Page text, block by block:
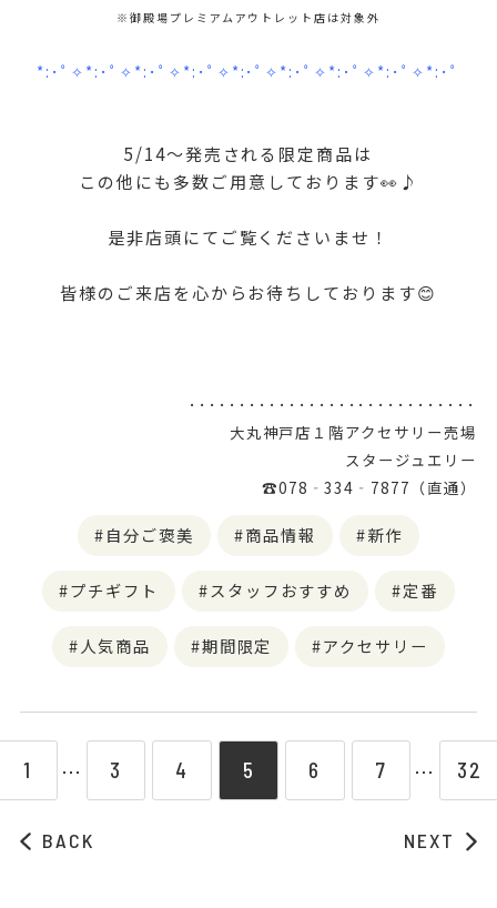
※御殿場プレミアムアウトレット店は対象外
*:･ﾟ✧*:･ﾟ✧*:･ﾟ✧*:･ﾟ✧*:･ﾟ✧*:･ﾟ✧*:･ﾟ✧*:･ﾟ✧*:･ﾟ
5/14～発売される限定商品は
この他にも多数ご用意しております👀♪
是非店頭にてご覧くださいませ！
皆様のご来店を心からお待ちしております😊
･････････････････････････････
大丸神戸店１階アクセサリー売場
スタージュエリー
☎078‐334‐7877（直通）
自分ご褒美 商品情報 新作
プチギフト スタッフおすすめ 定番
人気商品 期間限定 アクセサリー
BACK
1 ⋯ 3 4 5 6 7 ⋯ 32
NEXT